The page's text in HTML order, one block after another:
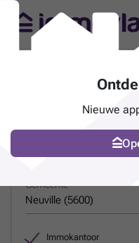
ZOEK EEN PROFESSIONAL
Naam
Gemeente
Immokantoor
Nieuwe